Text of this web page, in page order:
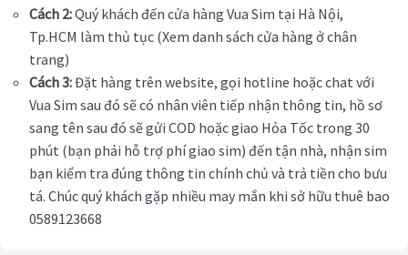
Cách 2:Quý khách đến cửa hàng Vua Sim tại Hà Nội,
Tp.HCM làm thủ tục (Xem danh sách cửa hàng ở chân
trang)
Cách 3:Đặt hàng trên website, gọi hotline hoặc chat với
Vua Sim sau đó sẽ có nhân viên tiếp nhận thông tin, hồ sơ
sang tên sau đó sẽ gửi COD hoặc giao Hỏa Tốc trong 30
phút (bạn phải hỗ trợ phí giao sim) đến tận nhà, nhận sim
bạn kiểm tra đúng thông tin chính chủ và trả tiền cho bưu
tá. Chúc quý khách gặp nhiều may mắn khi sở hữu thuê bao
0589123668